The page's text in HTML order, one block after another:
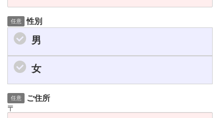
任意 性別
男
女
任意
ご住所
〒